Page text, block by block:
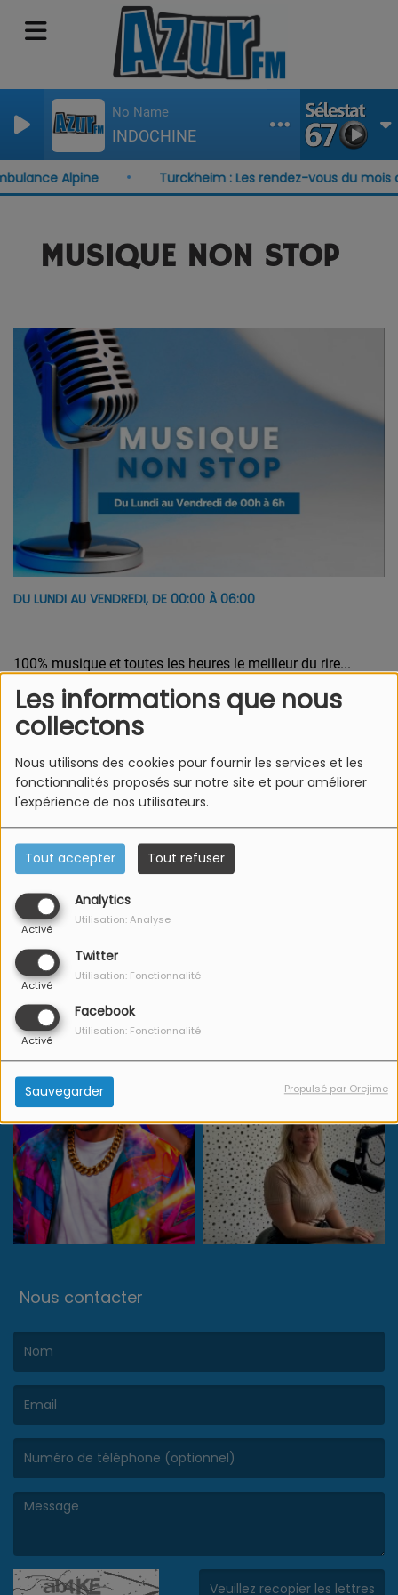
Les informations que nous
collectons
Nous utilisons des cookies pour fournir les services et les
fonctionnalités proposés sur notre site et pour améliorer
l'expérience de nos utilisateurs.
Tout accepter Tout refuser
Analytics
Activé
Utilisation: Analyse
Twitter
Activé
Utilisation: Fonctionnalité
Facebook
Activé
Utilisation: Fonctionnalité
Sauvegarder Propulsé par Orejime
No Name
INDOCHINE
Alpine Turckheim : Les rendez-vous du mois
MUSIQUE NON STOP
DU LUNDI AU VENDREDI, DE 00:00 À 06:00
100% musique et toutes les heures le meilleur du rire...
L'Equipe Azur FM
Nous contacter